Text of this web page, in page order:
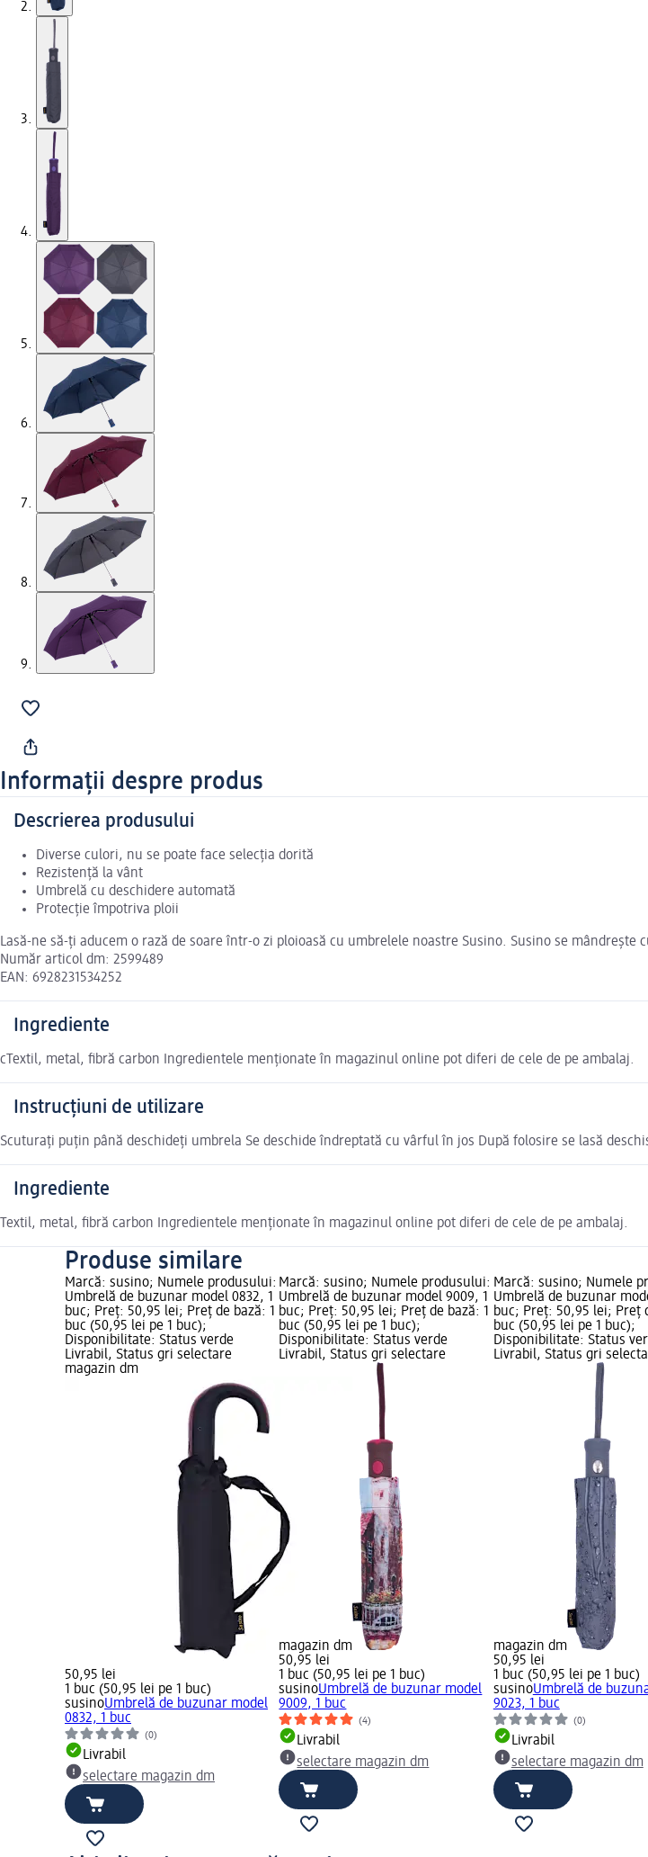
Informații despre produs
Descrierea produsului
Diverse culori, nu se poate face selecția dorită
Rezistență la vânt
Umbrelă cu deschidere automată
Protecție împotriva ploii
Lasă-ne să-ți aducem o rază de soare într-o zi ploioasă cu umbrelele noastre Susino. Susino se
Număr articol dm: 2599489
EAN: 6928231534252
Ingrediente
cTextil, metal, fibră carbon Ingredientele menționate în magazinul online pot diferi de cele de pe ambalaj.
Instrucțiuni de utilizare
Scuturați puțin până deschideți umbrela Se deschide îndreptată cu vârful în jos După folosire se lasă
Ingrediente
Textil, metal, fibră carbon Ingredientele menționate în magazinul online pot diferi de cele de pe ambalaj.
Produse similare
Marcă: susino; Numele produsului:
Umbrelă de buzunar model 0832, 1
buc; Preț: 50,95 lei; Preț de bază: 1
buc (50,95 lei pe 1 buc);
Disponibilitate: Status verde
Livrabil, Status gri selectare
magazin dm
50,95 lei
1 buc (50,95 lei pe 1 buc)
susinoUmbrelă de buzunar model
0832, 1 buc
(0)
Livrabil
selectare magazin dm
Marcă: susino; Numele produsului:
Umbrelă de buzunar model 9009, 1
buc; Preț: 50,95 lei; Preț de bază: 1
buc (50,95 lei pe 1 buc);
Disponibilitate: Status verde
Livrabil, Status gri selectare
magazin dm
50,95 lei
1 buc (50,95 lei pe 1 buc)
susinoUmbrelă de buzunar model
9009, 1 buc
(4)
Livrabil
selectare magazin dm
Marcă: susino; Numele
Umbrelă de buzunar
buc; Preț: 50,95 lei; Preț
buc (50,95 lei pe 1 buc);
Disponibilitate: Status
Livrabil, Status gri
magazin dm
50,95 lei
1 buc (50,95 lei pe 1 buc)
susinoUmbrelă de
9023, 1 buc
(0)
Livrabil
selectare magazin dm